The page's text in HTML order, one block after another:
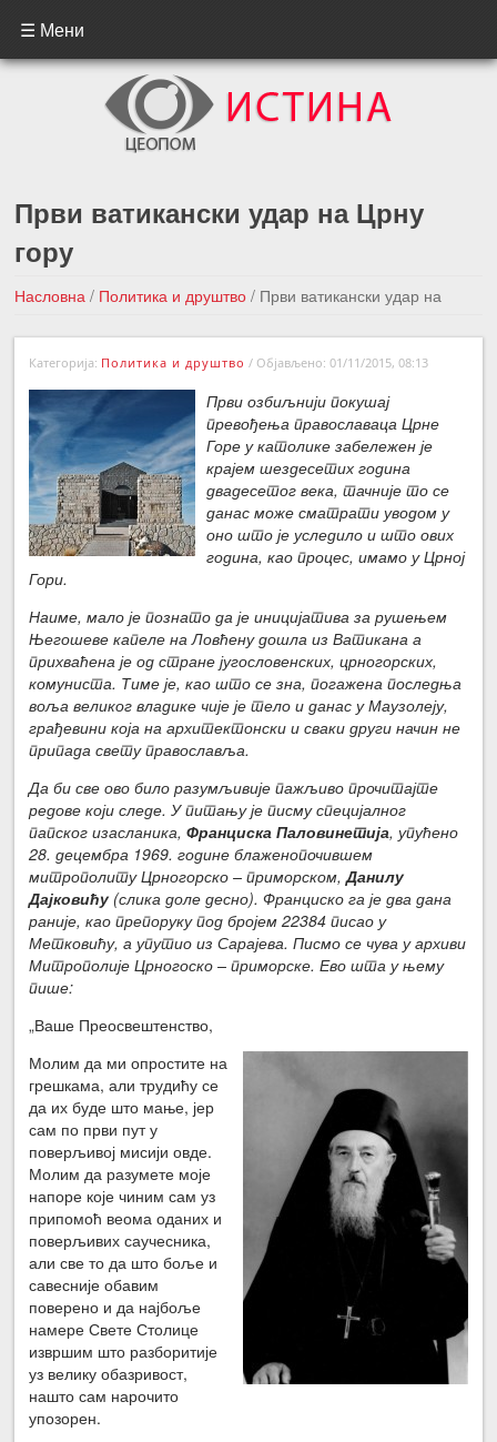
☰ Мени
Први ватикански удар на Црну
гору
Насловна / Политика и друштво / Први ватикански удар на
Црну гору
←Претходна вест
Следећа вест →
Категорија: Политика и друштво / Објављено: 01/11/2015, 08:13
Први озбиљнији покушај
превођења православаца Црне
Горе у католике забележен је
крајем шездесетих година
двадесетог века, тачније то се
данас може сматрати уводом у
оно што је уследило и што ових
година, као процес, имамо у Црној
Гори.
Наиме, мало је познато да је иницијатива за рушењем
Његошеве капеле на Ловћену дошла из Ватикана а
прихваћена је од стране југословенских, црногорских,
комуниста. Тиме је, као што се зна, погажена последња
воља великог владике чије је тело и данас у Маузолеју,
грађевини која на архитектонски и сваки други начин не
припада свету православља.
Да би све ово било разумљивије пажљиво прочитајте
редове који следе. У питању је писму специјалног
папског изасланика, Франциска Паловинетија, упућено
28. децембра 1969. године блаженопочившем
митрополиту Црногорско – приморском,Данилу
Дајковићу (слика доле десно). Франциско га је два дана
раније, као препоруку под бројем 22384 писао у
Метковићу, а упутио из Сарајева. Писмо се чува у архиви
Митрополије Црногоско – приморске. Ево шта у њему
пише:
„Ваше Преосвештенство,
Молим да ми опростите на
грешкама, али трудићу се
да их буде што мање, јер
сам по први пут у
поверљивој мисији овде.
Молим да разумете моје
напоре које чиним сам уз
припомоћ веома оданих и
поверљивих саучесника,
али све то да што боље и
савесније обавим
поверено и да најбоље
намере Свете Столице
извршим што разборитије
уз велику обазривост,
нашто сам нарочито
упозорен.